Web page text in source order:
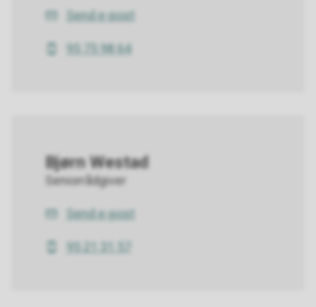
E-
post
Send e-post
Mobil
95 75 98 64
Bjørn Westad
Seniorrådgiver
E-
post
Send e-post
Mobil
95 21 31 57